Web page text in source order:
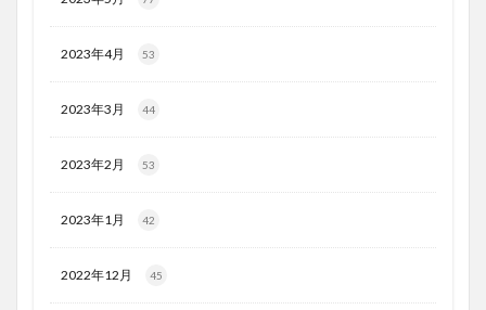
2023年4月 53
2023年3月 44
2023年2月 53
2023年1月 42
2022年12月 45